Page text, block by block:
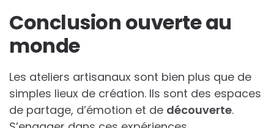
Conclusion ouverte au
monde
Les ateliers artisanaux sont bien plus que de
simples lieux de création. Ils sont des espaces
de partage, d’émotion et de découverte.